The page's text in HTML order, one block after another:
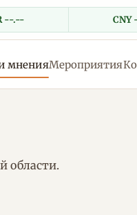
--.-- CNY
мненияМероприятия
области.